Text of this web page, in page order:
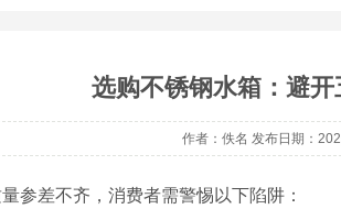
选购不锈钢水箱：避
作者：佚名 发布日期：
参差不齐，消费者需警惕以下陷阱：